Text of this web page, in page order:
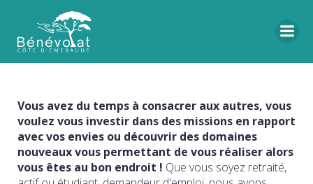
Vous avez du temps à consacrer aux autres, vous
voulez vous investir dans des missions en rapport
avec vos envies ou découvrir des domaines
nouveaux vous permettant de vous réaliser alors
vous êtes au bon endroit ! Que vous soyez retraité,